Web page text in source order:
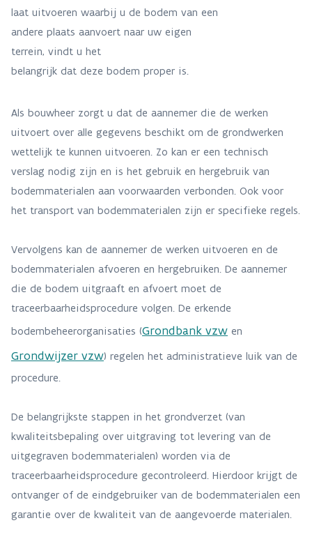
laat uitvoeren waarbij u de bodem van een
andere plaats aanvoert naar uw eigen
terrein, vindt u het
belangrijk dat deze bodem proper is.
Als bouwheer zorgt u dat de aannemer die de werken
uitvoert over alle gegevens beschikt om de grondwerken
wettelijk te kunnen uitvoeren. Zo kan er een technisch
verslag nodig zijn en is het gebruik en hergebruik van
bodemmaterialen aan voorwaarden verbonden. Ook voor
het transport van bodemmaterialen zijn er specifieke regels.
Vervolgens kan de aannemer de werken uitvoeren en de
bodemmaterialen afvoeren en hergebruiken. De aannemer
die de bodem uitgraaft en afvoert moet de
traceerbaarheidsprocedure volgen. De erkende
bodembeheerorganisaties (Grondbank vzw en
Grondwijzer vzw) regelen het administratieve luik van de
procedure.
De belangrijkste stappen in het grondverzet (van
kwaliteitsbepaling over uitgraving tot levering van de
uitgegraven bodemmaterialen) worden via de
traceerbaarheidsprocedure gecontroleerd. Hierdoor krijgt de
ontvanger of de eindgebruiker van de bodemmaterialen een
garantie over de kwaliteit van de aangevoerde materialen.